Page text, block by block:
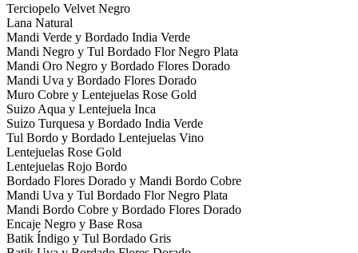
Terciopelo Velvet Negro
Lana Natural
Mandi Verde y Bordado India Verde
Mandi Negro y Tul Bordado Flor Negro Plata
Mandi Oro Negro y Bordado Flores Dorado
Mandi Uva y Bordado Flores Dorado
Muro Cobre y Lentejuelas Rose Gold
Suizo Aqua y Lentejuela Inca
Suizo Turquesa y Bordado India Verde
Tul Bordo y Bordado Lentejuelas Vino
Lentejuelas Rose Gold
Lentejuelas Rojo Bordo
Bordado Flores Dorado y Mandi Bordo Cobre
Mandi Uva y Tul Bordado Flor Negro Plata
Mandi Bordo Cobre y Bordado Flores Dorado
Encaje Negro y Base Rosa
Batik Índigo y Tul Bordado Gris